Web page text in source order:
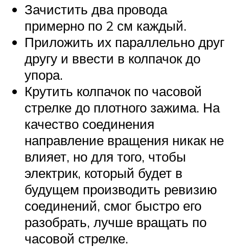
Зачистить два провода
примерно по 2 см каждый.
Приложить их параллельно друг
другу и ввести в колпачок до
упора.
Крутить колпачок по часовой
стрелке до плотного зажима. На
качество соединения
направление вращения никак не
влияет, но для того, чтобы
электрик, который будет в
будущем производить ревизию
соединений, смог быстро его
разобрать, лучше вращать по
часовой стрелке.